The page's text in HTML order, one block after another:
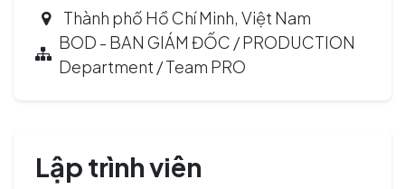
Thành phố Hồ Chí Minh,Việt Nam
BOD - BAN GIÁM ĐỐC / PRODUCTION
Department / Team PRO
Lập trình viên